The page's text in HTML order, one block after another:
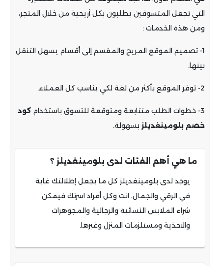
التي تجعل المتسوقين يطلبون بكل أريحية من خلال المتجر،
ومن هذه الخدمات :
1- تصميم الموقع المريح والمقسم إلى أقسام يسهل التنقل
بينها.
2- توفر الموقع بأكثر من لغة لكي يناسب كل العملاء.
3- خطوات الطلب متتابعة ومتوقعة للتسوق باستخدام
كود
خصم بلومينغديلز بسهولة.
ما هي أهم الفئات لدى بلومينغديلز ؟
يوجد لدى بلومينغديلز كل ما يجعل إطلالتك غاية
في الرقي والجمال، انت وكل أفراد اسرتك فيمكن
شراء الملابس النسائية والرجالية والمجوهرات
والاحذية ومستلزمات المنزل وغيرها.